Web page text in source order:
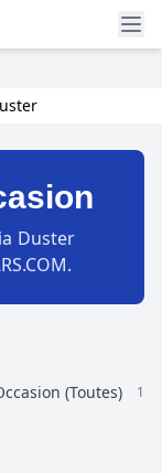
Duster
(Toutes) 1